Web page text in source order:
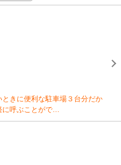
きに便利な駐車場３台分だか
呼ぶことがで…